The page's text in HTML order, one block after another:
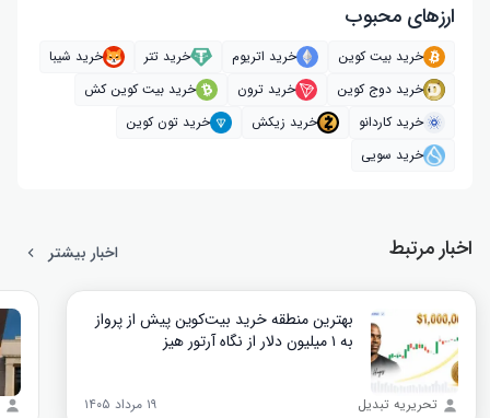
ارز‌های محبوب
خرید بیت کوین خرید اتریوم خرید تتر
خرید شیبا
خرید دوج کوین
خرید ترون
خرید بیت کوین کش
خرید کاردانو
خرید زیکش
خرید تون کوین
خرید سویی
اخبار مرتبط اخبار بیشتر
بهترین منطقه خرید بیت‌کوین پیش از پرواز
به ۱ میلیون دلار از نگاه آرتور هیز
تحریریه تبدیل ۱۹ مرداد ۱۴۰۵